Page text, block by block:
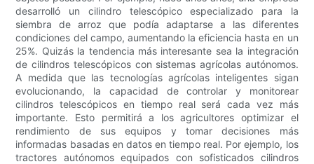
desarrolló un cilindro telescópico especializado para la
siembra de arroz que podía adaptarse a las diferentes
condiciones del campo, aumentando la eficiencia hasta en un
25%. Quizás la tendencia más interesante sea la integración
de cilindros telescópicos con sistemas agrícolas autónomos.
A medida que las tecnologías agrícolas inteligentes sigan
evolucionando, la capacidad de controlar y monitorear
cilindros telescópicos en tiempo real será cada vez más
importante. Esto permitirá a los agricultores optimizar el
rendimiento de sus equipos y tomar decisiones más
informadas basadas en datos en tiempo real. Por ejemplo, los
tractores autónomos equipados con sofisticados cilindros